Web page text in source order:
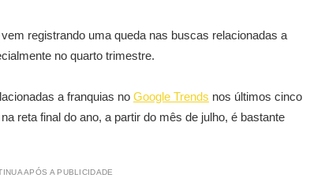
registrando uma queda nas buscas relacionadas a
no quarto trimestre.
a franquias no Google Trends nos últimos cinco
reta final do ano, a partir do mês de julho, é bastante
APÓS A PUBLICIDADE